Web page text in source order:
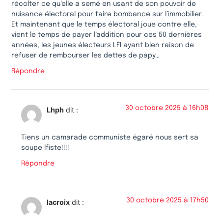
récolter ce qu’elle a semé en usant de son pouvoir de
nuisance électoral pour faire bombance sur l’immobilier.
Et maintenant que le temps électoral joue contre elle,
vient le temps de payer l’addition pour ces 50 dernières
années, les jeunes électeurs LFI ayant bien raison de
refuser de rembourser les dettes de papy…
Répondre
Lhph dit : 30 octobre 2025 à 16h08
Tiens un camarade communiste égaré nous sert sa
soupe lfiste!!!!
Répondre
lacroix dit : 30 octobre 2025 à 17h50